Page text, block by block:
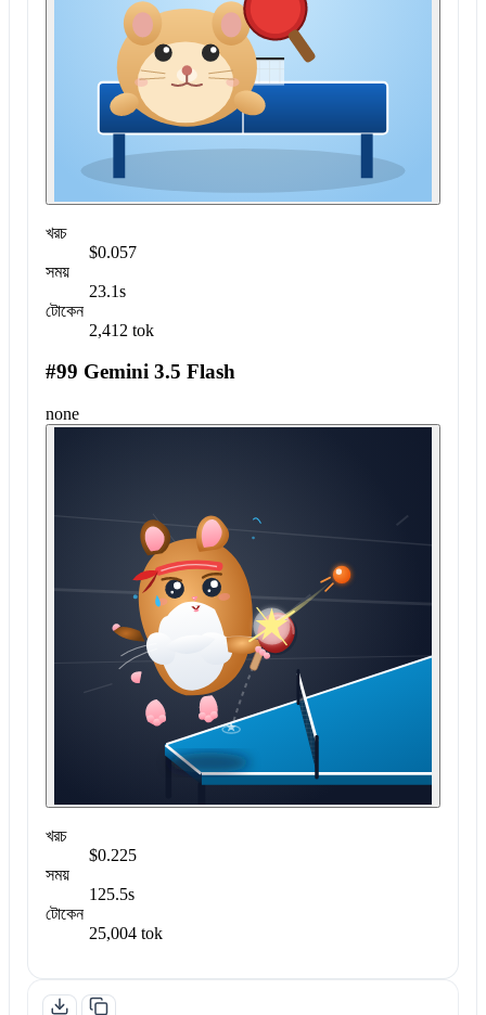
খরচ
$0.057
সময়
23.1s
টোকেন
2,412 tok
#99 Gemini 3.5 Flash
none
খরচ
$0.225
সময়
125.5s
টোকেন
25,004 tok